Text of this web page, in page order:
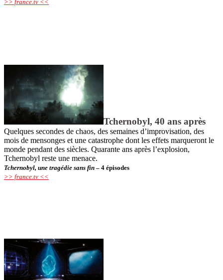
>> france.tv <<
Tchernobyl, 40 ans après
Quelques secondes de chaos, des semaines d’improvisation, des
mois de mensonges et une catastrophe dont les effets marqueront le
monde pendant des siècles. Quarante ans après l’explosion,
Tchernobyl reste une menace.
Tchernobyl, une tragédie sans fin – 4 épisodes
>> france.tv <<